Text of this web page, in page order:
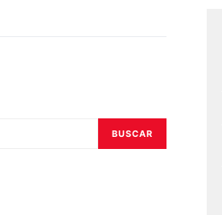
BUSCAR